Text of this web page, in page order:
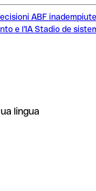
ABF inadempiute
e l'IA Stadio de
lingua